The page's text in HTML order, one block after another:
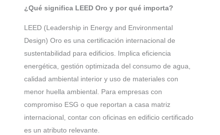
¿Qué significa LEED Oro y por qué importa?
LEED (Leadership in Energy and Environmental
Design) Oro es una certificación internacional de
sustentabilidad para edificios. Implica eficiencia
energética, gestión optimizada del consumo de agua,
calidad ambiental interior y uso de materiales con
menor huella ambiental. Para empresas con
compromiso ESG o que reportan a casa matriz
internacional, contar con oficinas en edificio certificado
es un atributo relevante.